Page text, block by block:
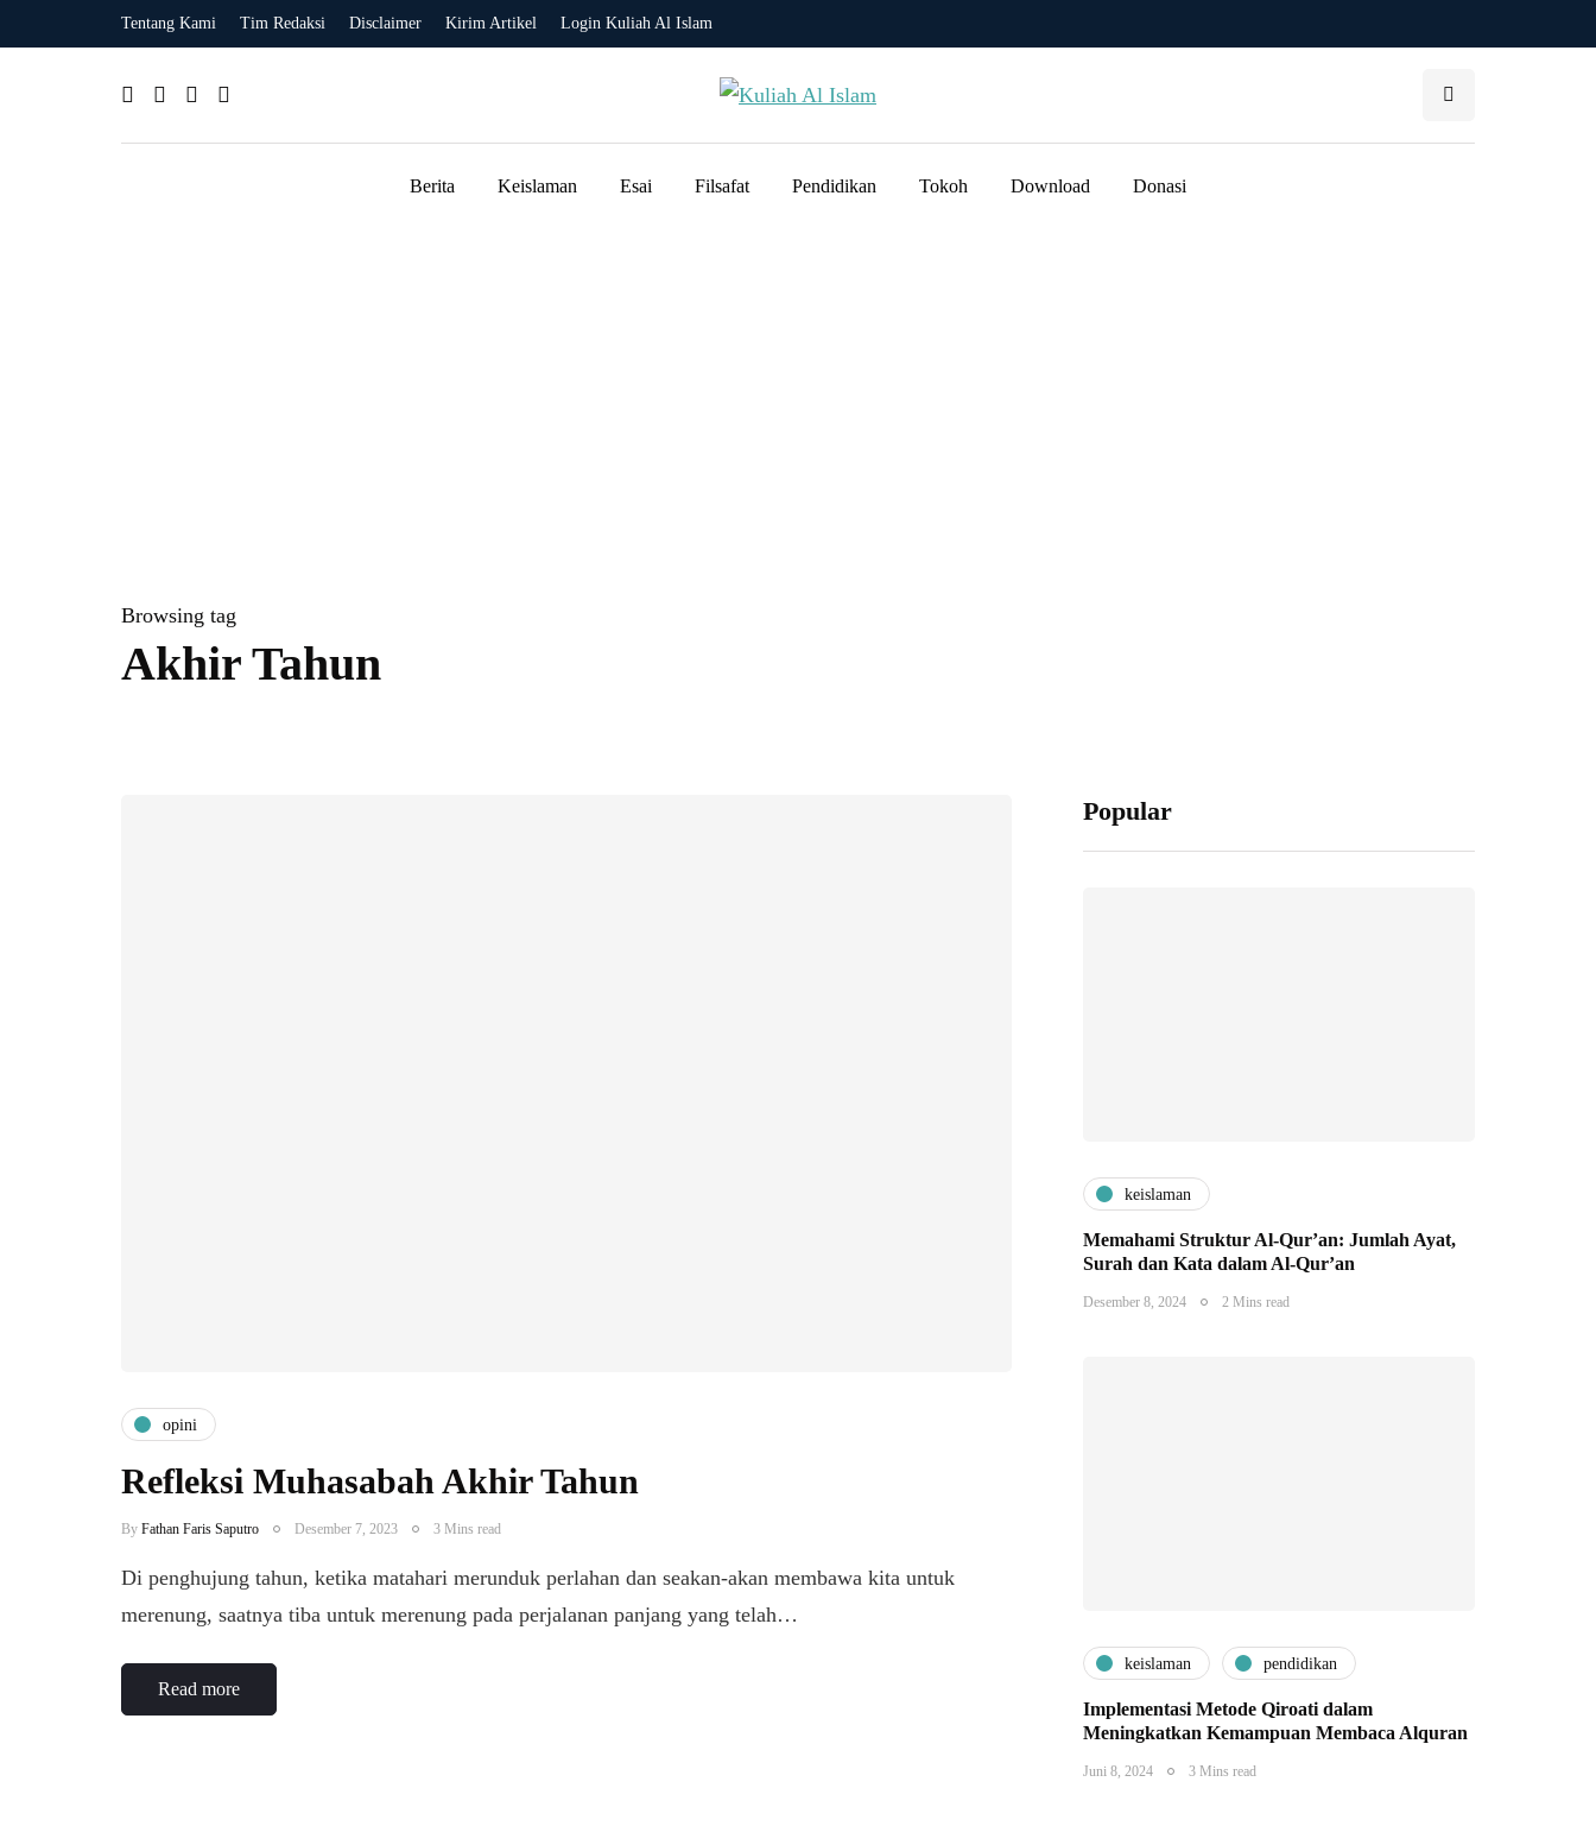
Tentang Kami Tim Redaksi Disclaimer Kirim Artikel Login Kuliah Al Islam
Berita Keislaman Esai Filsafat Pendidikan Tokoh Download Donasi
Browsing tag
Akhir Tahun
opini
Refleksi Muhasabah Akhir Tahun
By Fathan Faris Saputro Desember 7, 2023 3 Mins read
Di penghujung tahun, ketika matahari merunduk perlahan dan seakan-akan membawa kita untuk
merenung, saatnya tiba untuk merenung pada perjalanan panjang yang telah…
Read more
Popular
keislaman
Memahami Struktur Al-Qur’an: Jumlah Ayat,
Surah dan Kata dalam Al-Qur’an
Desember 8, 2024 2 Mins read
keislaman pendidikan
Implementasi Metode Qiroati dalam
Meningkatkan Kemampuan Membaca Alquran
Juni 8, 2024 3 Mins read